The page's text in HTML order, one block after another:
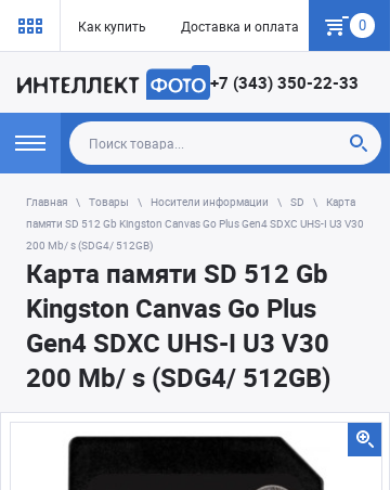
Как купить Доставка и оплата Гарантия
0
+7 (343) 350-22-33
Главная Товары Носители информации SD
Карта
памяти SD 512 Gb Kingston Canvas Go Plus Gen4 SDXC UHS-I U3 V30
200 Mb/ s (SDG4/ 512GB)
Карта памяти SD 512 Gb
Kingston Canvas Go Plus
Gen4 SDXC UHS-I U3 V30
200 Mb/ s (SDG4/ 512GB)